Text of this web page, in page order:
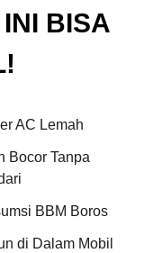
INI BISA
AC Lemah
Bocor Tanpa
BBM Boros
di Dalam Mobil